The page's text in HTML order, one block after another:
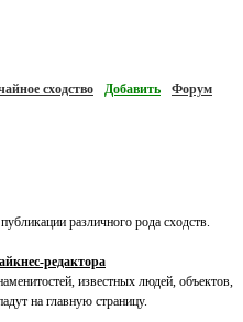
сходство Добавить Форум
различного рода сходств.
редактора
известных людей, объектов,
на главную страницу.